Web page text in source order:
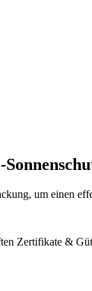
um einen
Zertifikate &